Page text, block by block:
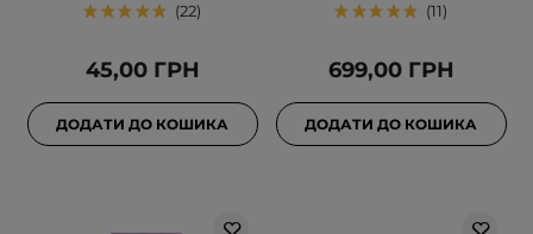
22
45,00 ГРН
ДОДАТИ ДО КОШИКА
11
699,00 ГРН
ДОДАТИ ДО КОШИКА